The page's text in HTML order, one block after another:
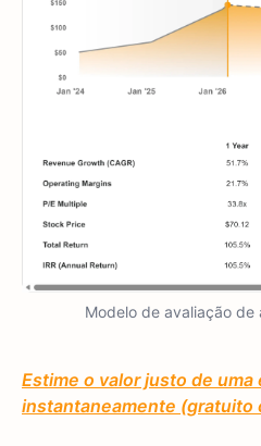
Modelo de avaliação de
Estime o valor justo de uma
instantaneamente (gratuito